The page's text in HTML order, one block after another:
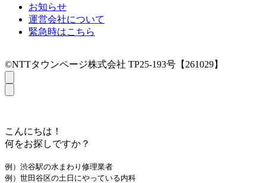
お知らせ
運営会社について
緊急時はこちら
©NTTタウンページ株式会社 TP25-193号【261029】
こんにちは！
何をお探しですか？
例）渋谷駅の水まわり修理業者
例）世田谷区の土日にやっている内科